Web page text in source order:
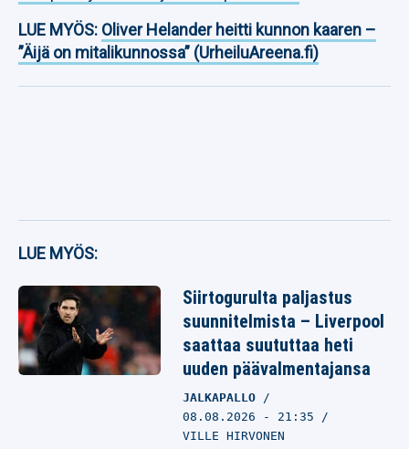
LUE MYÖS: Oliver Helander heitti kunnon kaaren –
”Äijä on mitalikunnossa” (UrheiluAreena.fi)
LUE MYÖS:
Siirtogurulta paljastus
suunnitelmista – Liverpool
saattaa suututtaa heti
uuden päävalmentajansa
JALKAPALLO
08.08.2026 - 21:35
VILLE HIRVONEN